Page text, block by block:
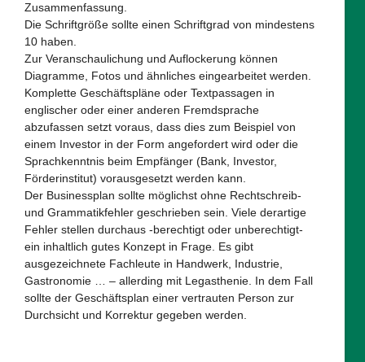
Zusammenfassung.
Die Schriftgröße sollte einen Schriftgrad von mindestens
10 haben.
Zur Veranschaulichung und Auflockerung können
Diagramme, Fotos und ähnliches eingearbeitet werden.
Komplette Geschäftspläne oder Textpassagen in
englischer oder einer anderen Fremdsprache
abzufassen setzt voraus, dass dies zum Beispiel von
einem Investor in der Form angefordert wird oder die
Sprachkenntnis beim Empfänger (Bank, Investor,
Förderinstitut) vorausgesetzt werden kann.
Der Businessplan sollte möglichst ohne Rechtschreib-
und Grammatikfehler geschrieben sein. Viele derartige
Fehler stellen durchaus -berechtigt oder unberechtigt-
ein inhaltlich gutes Konzept in Frage. Es gibt
ausgezeichnete Fachleute in Handwerk, Industrie,
Gastronomie … – allerding mit Legasthenie. In dem Fall
sollte der Geschäftsplan einer vertrauten Person zur
Durchsicht und Korrektur gegeben werden.